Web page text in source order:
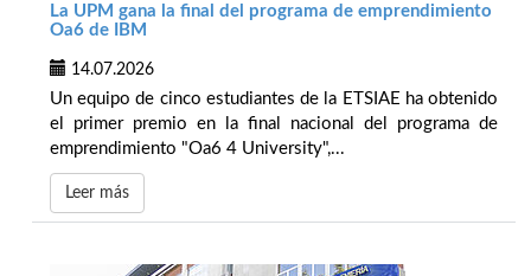
La UPM gana la final del programa de emprendimiento
Oa6 de IBM
14.07.2026
Un equipo de cinco estudiantes de la ETSIAE ha obtenido
el primer premio en la final nacional del programa de
emprendimiento "Oa6 4 University",...
Leer más